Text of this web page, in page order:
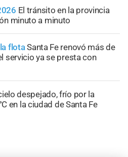
El tránsito en la provincia
minuto a minuto
flotaSanta Fe renovó más de
servicio ya se presta con
despejado, frío por la
en la ciudad de Santa Fe